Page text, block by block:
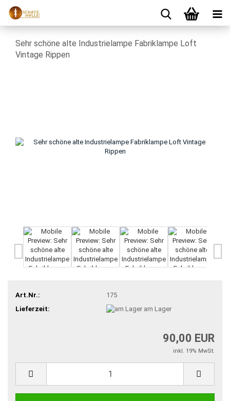
Sehr schöne alte Industrielampe Fabriklampe Loft
Vintage Rippen
Art.Nr.:
175
Lieferzeit:
am Lager
90,00 EUR
inkl. 19% MwSt.